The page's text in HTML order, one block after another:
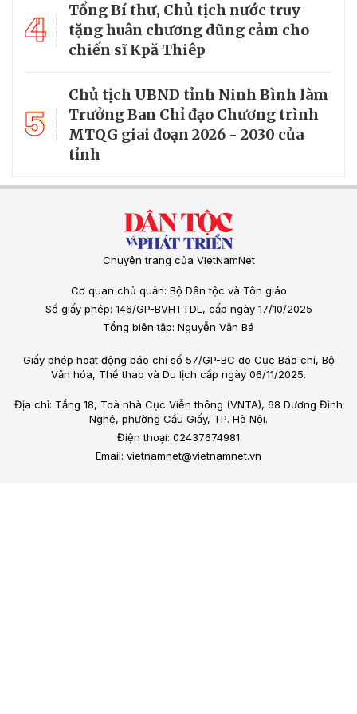
4
Tổng Bí thư, Chủ tịch nước truy
tặng huân chương dũng cảm cho
chiến sĩ Kpă Thiêp
5
Chủ tịch UBND tỉnh Ninh Bình làm
Trưởng Ban Chỉ đạo Chương trình
MTQG giai đoạn 2026 - 2030 của
tỉnh
Chuyên trang của VietNamNet
Cơ quan chủ quản: Bộ Dân tộc và Tôn giáo
Số giấy phép: 146/GP-BVHTTDL, cấp ngày 17/10/2025
Tổng biên tập: Nguyễn Văn Bá
Giấy phép hoạt động báo chí số 57/GP-BC do Cục Báo chí, Bộ
Văn hóa, Thể thao và Du lịch cấp ngày 06/11/2025.
Địa chỉ: Tầng 18, Toà nhà Cục Viễn thông (VNTA), 68 Dương Đình
Nghệ, phường Cầu Giấy, TP. Hà Nội.
Điện thoại: 02437674981
Email: vietnamnet@vietnamnet.vn